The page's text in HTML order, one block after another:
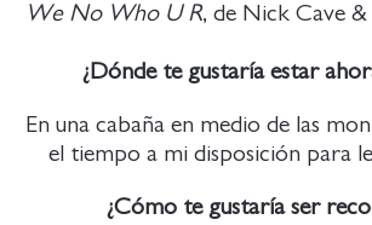
We No Who U R, de Nick Cave &
¿Dónde te gustaría estar
En una cabaña en medio de las
el tiempo a mi disposición para
¿Cómo te gustaría ser